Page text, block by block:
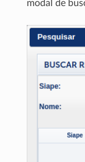
modal de